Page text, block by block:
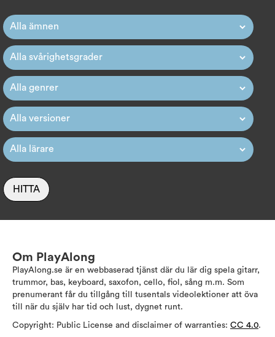
HITTA
Om PlayAlong
PlayAlong.se är en webbaserad tjänst där du lär dig spela gitarr,
trummor, bas, keyboard, saxofon, cello, fiol, sång m.m. Som
prenumerant får du tillgång till tusentals videolektioner att öva
till när du själv har tid och lust, dygnet runt.
Copyright: Public License and disclaimer of warranties: CC 4.0.